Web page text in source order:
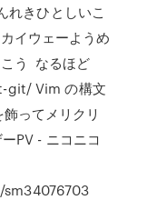
きひとしいこ
イウェーようめ
う なるほど
Vim の構文
ってメリクリ
PV - ニコニコ